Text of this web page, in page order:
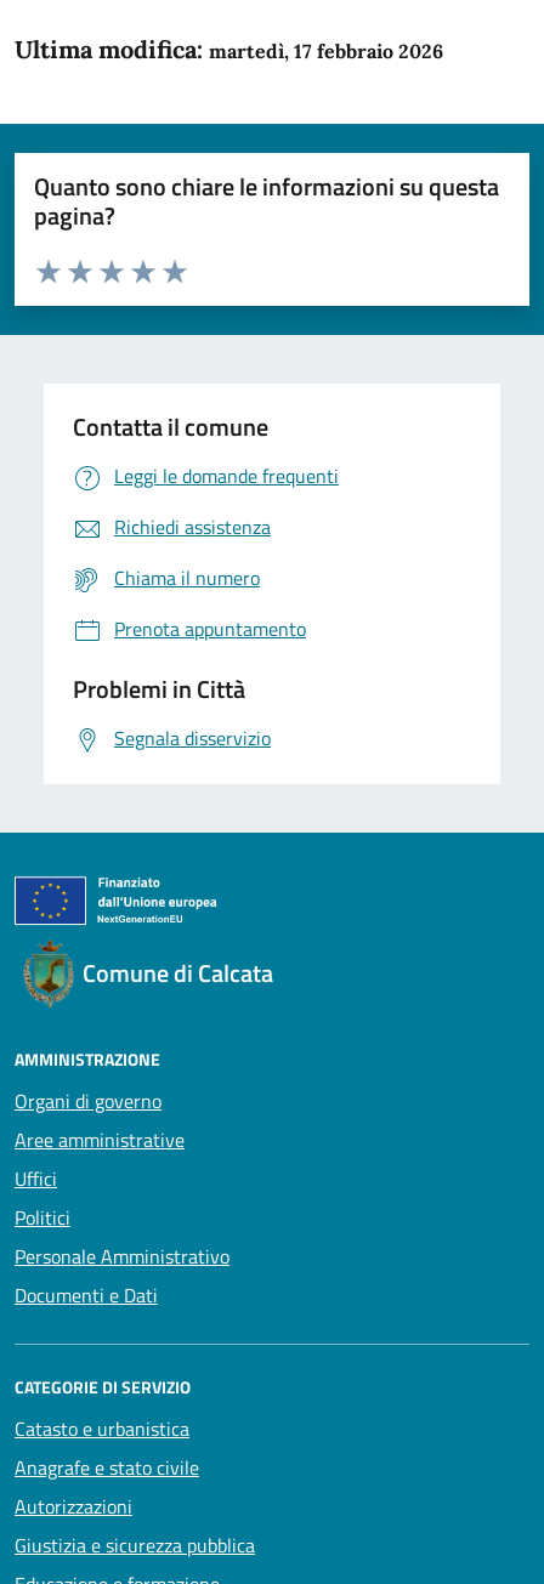
Ultima modifica: martedì, 17 febbraio 2026
Quanto sono chiare le informazioni su questa
pagina?
Domanda
Valuta da 1 a 5 stelle la pagina
Valuta 5 stelle su 5
Valuta 4 stelle su 5
Valuta 3 stelle su 5
Valuta 2 stelle su 5
Valuta 1 stelle su 5
Contatta il comune
Leggi le domande frequenti
Richiedi assistenza
Chiama il numero
Prenota appuntamento
Problemi in Città
Segnala disservizio
Comune di Calcata
AMMINISTRAZIONE
Organi di governo
Aree amministrative
Uffici
Politici
Personale Amministrativo
Documenti e Dati
CATEGORIE DI SERVIZIO
Catasto e urbanistica
Anagrafe e stato civile
Autorizzazioni
Giustizia e sicurezza pubblica